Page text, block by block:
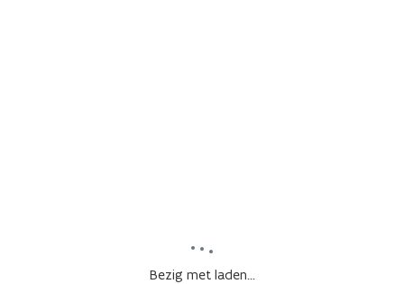
Bezig met laden...